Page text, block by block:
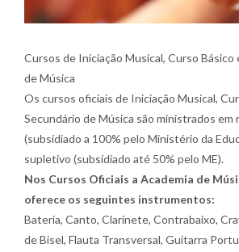
Cursos de Iniciação Musical, Curso Básico
de Música
Os cursos oficiais de Iniciação Musical,
Secundário de Música são ministrados em
(subsídiado a 100% pelo Ministério da
supletivo (subsídiado até 50% pelo ME).
Nos Cursos Oficiais a Academia de
oferece os seguintes instrumentos:
Bateria, Canto, Clarinete, Contrabaixo,
de Bisel, Flauta Transversal, Guitarra